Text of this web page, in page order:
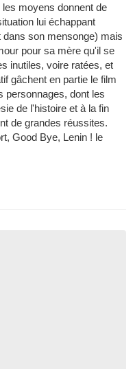
moyens donnent de
lui échappant
son mensonge) mais
pour sa mère qu'il se
inutiles, voire ratées, et
gâchent en partie le film
personnages, dont les
de l'histoire et à la fin
de grandes réussites.
Good Bye, Lenin ! le